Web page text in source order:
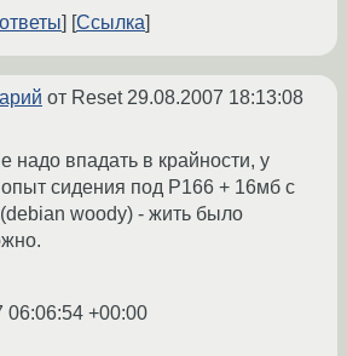
Ссылка
от Reset29.08.2007 18:13:08
надо впадать в крайности, у
сидения под P166 + 16мб с
woody) - жить было
06:06:54 +00:00